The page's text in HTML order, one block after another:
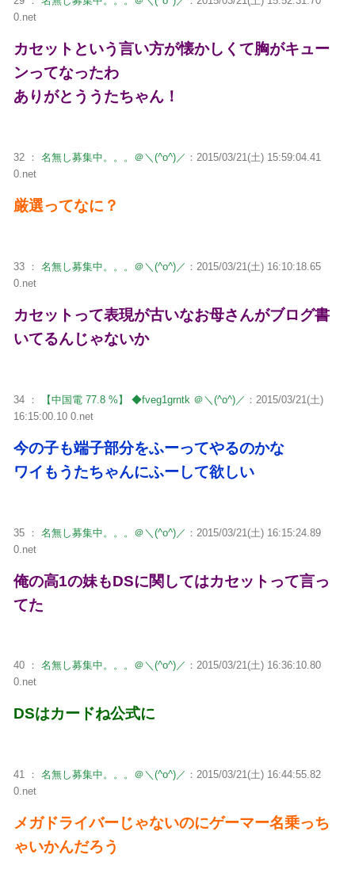
0.net
カセットという言い方が懐かしくて胸がキュー
ンってなったわ
ありがとううたちゃん！
32 ： 名無し募集中。。。＠＼(^o^)／ ：2015/03/21(土) 15:59:04.41
0.net
厳選ってなに？
33 ： 名無し募集中。。。＠＼(^o^)／ ：2015/03/21(土) 16:10:18.65
0.net
カセットって表現が古いなお母さんがブログ書
いてるんじゃないか
34 ： 【中国電 77.8 %】 ◆fveg1grntk ＠＼(^o^)／ ：2015/03/21(土)
16:15:00.10 0.net
今の子も端子部分をふーってやるのかな
ワイもうたちゃんにふーして欲しい
35 ： 名無し募集中。。。＠＼(^o^)／ ：2015/03/21(土) 16:15:24.89
0.net
俺の高1の妹もDSに関してはカセットって言っ
てた
40 ： 名無し募集中。。。＠＼(^o^)／ ：2015/03/21(土) 16:36:10.80
0.net
DSはカードね公式に
41 ： 名無し募集中。。。＠＼(^o^)／ ：2015/03/21(土) 16:44:55.82
0.net
メガドライバーじゃないのにゲーマー名乗っち
ゃいかんだろう